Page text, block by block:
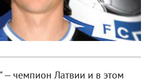
— чемпион Латвии и в этом